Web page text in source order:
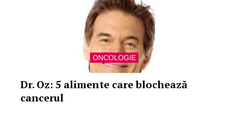
ONCOLOGIE
Dr. Oz: 5 alimente care blochează
cancerul